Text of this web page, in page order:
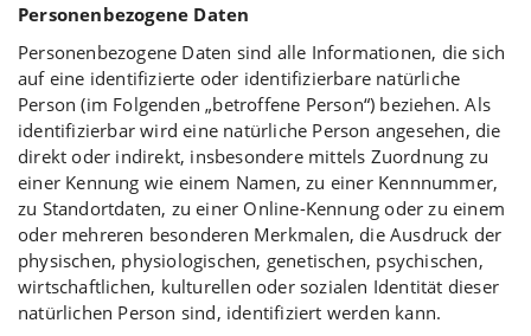
Personenbezogene Daten
Personenbezogene Daten sind alle Informationen, die sich
auf eine identifizierte oder identifizierbare natürliche
Person (im Folgenden „betroffene Person“) beziehen. Als
identifizierbar wird eine natürliche Person angesehen, die
direkt oder indirekt, insbesondere mittels Zuordnung zu
einer Kennung wie einem Namen, zu einer Kennnummer,
zu Standortdaten, zu einer Online-Kennung oder zu einem
oder mehreren besonderen Merkmalen, die Ausdruck der
physischen, physiologischen, genetischen, psychischen,
wirtschaftlichen, kulturellen oder sozialen Identität dieser
natürlichen Person sind, identifiziert werden kann.